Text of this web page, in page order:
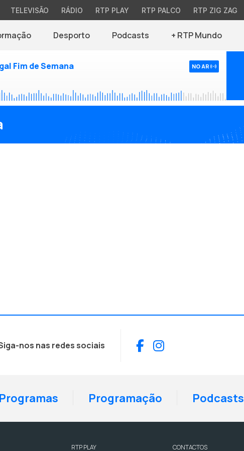
TELEVISÃO RÁDIO RTP PLAY RTP PALCO RTP ZIG ZAG
Desporto Podcasts + RTP Mundo
Fim de Semana NO AR
nos nas redes sociais Facebook
Instagram
Programas Programação Podcasts
RTP PLAY CONTACTOS